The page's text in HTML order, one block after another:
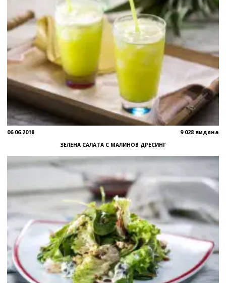
06.06.2018 9 028 видяна
ЗЕЛЕНА САЛАТА С МАЛИНОВ ДРЕСИНГ